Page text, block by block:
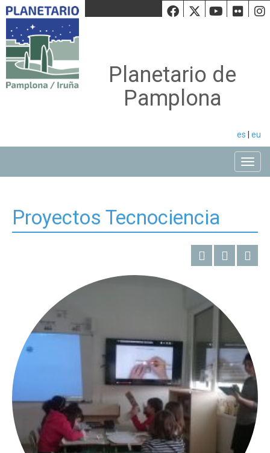
Facebook
Twiiter
Planetario de
Pamplona
es eu
Proyectos Tecnociencia